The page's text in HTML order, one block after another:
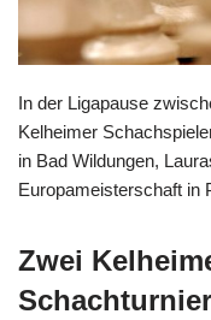
In der Ligapause
Kelheimer
in Bad Wildungen,
Europameisterschaft in
Zwei
Schachturnier